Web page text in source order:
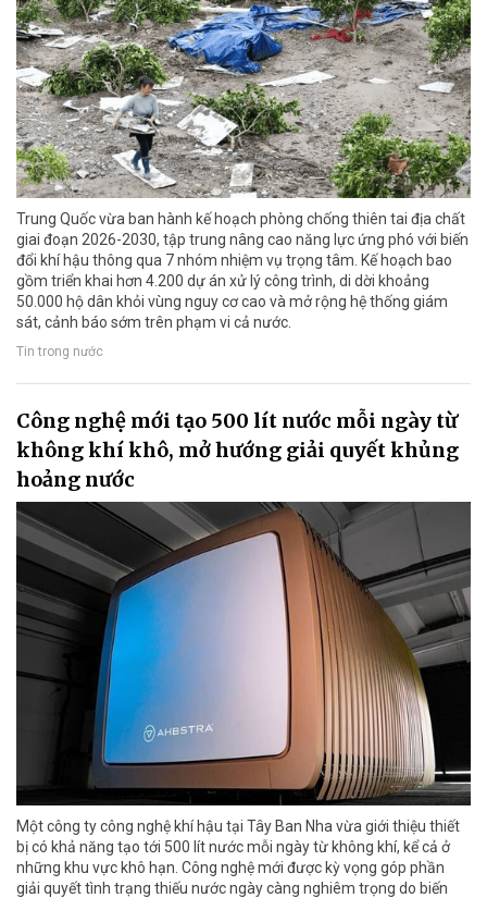
Trung Quốc vừa ban hành kế hoạch phòng chống thiên tai địa chất
giai đoạn 2026-2030, tập trung nâng cao năng lực ứng phó với biến
đổi khí hậu thông qua 7 nhóm nhiệm vụ trọng tâm. Kế hoạch bao
gồm triển khai hơn 4.200 dự án xử lý công trình, di dời khoảng
50.000 hộ dân khỏi vùng nguy cơ cao và mở rộng hệ thống giám
sát, cảnh báo sớm trên phạm vi cả nước.
Tin trong nước
Công nghệ mới tạo 500 lít nước mỗi ngày từ
không khí khô, mở hướng giải quyết khủng
hoảng nước
Một công ty công nghệ khí hậu tại Tây Ban Nha vừa giới thiệu thiết
bị có khả năng tạo tới 500 lít nước mỗi ngày từ không khí, kể cả ở
những khu vực khô hạn. Công nghệ mới được kỳ vọng góp phần
giải quyết tình trạng thiếu nước ngày càng nghiêm trọng do biến